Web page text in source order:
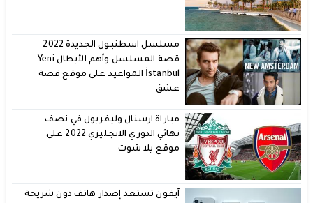
مسلسل اسطنبول الجديدة 2022
قصة المسلسل وأهم الأبطال Yeni
İstanbul المواعيد على موقع قصة
عشق
مباراة ارسنال وليفربول في نصف
نهائي الدوري الانجليزي 2022 على
موقع يلا شوت
آيفون تستعد إصدار هاتف دون شريحة